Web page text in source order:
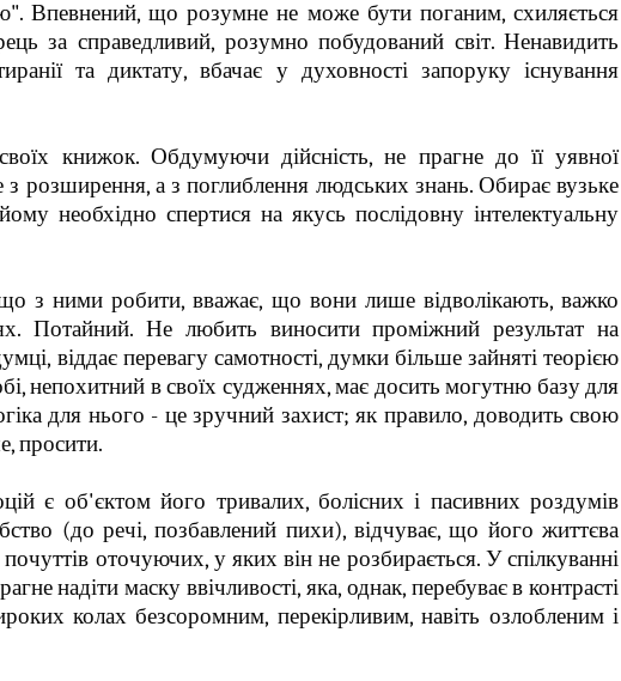
Впевнений, що розумне не може бути поганим, схиляється
за справедливий, розумно побудований світ. Ненавидить
та диктату, вбачає у духовності запоруку існування
книжок. Обдумуючи дійсність, не прагне до її уявної
з розширення, а з поглиблення людських знань. Обирає вузьке
необхідно спертися на якусь послідовну інтелектуальну
що з ними робити, вважає, що вони лише відволікають, важко
Потайний. Не любить виносити проміжний результат на
віддає перевагу самотності, думки більше зайняті теорією
непохитний в своїх судженнях, має досить могутню базу для
для нього - це зручний захист; як правило, доводить свою
просити.
є об'єктом його тривалих, болісних і пасивних роздумів
(до речі, позбавлений пихи), відчуває, що його життєва
почуттів оточуючих, у яких він не розбирається. У спілкуванні
надіти маску ввічливості, яка, однак, перебуває в контрасті
колах безсоромним, перекірливим, навіть озлобленим і